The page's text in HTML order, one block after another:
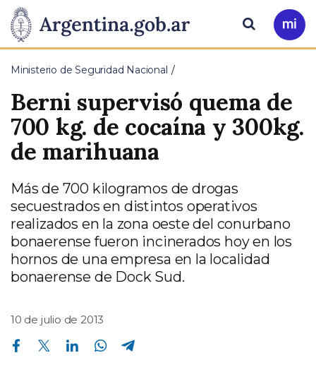
Presidencia
de
la
Nación
Pasar al contenido principal
Ir
a
Buscar
Ministerio de Seguridad Nacional
Berni supervisó quema de
700 kg. de cocaína y 300kg.
de marihuana
Más de 700 kilogramos de drogas
secuestrados en distintos operativos
realizados en la zona oeste del conurbano
bonaerense fueron incinerados hoy en los
hornos de una empresa en la localidad
bonaerense de Dock Sud.
10 de julio de 2013
Compartir en Facebook Compartir en Twitter Compartir en Linkedin Compartir en Whatsapp